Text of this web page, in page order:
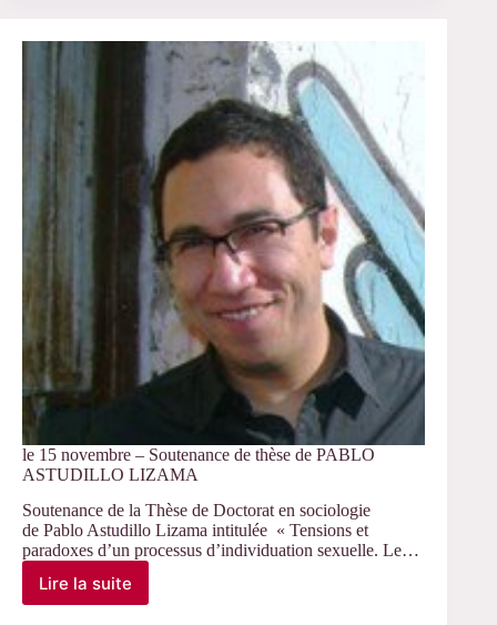
Soutenance
Zougbede
le 15 novembre – Soutenance de thèse de PABLO
ASTUDILLO LIZAMA
Soutenance de la Thèse de Doctorat en sociologie
de Pablo Astudillo Lizama intitulée « Tensions et
paradoxes d’un processus d’individuation sexuelle. Le…
Lire la suite
le